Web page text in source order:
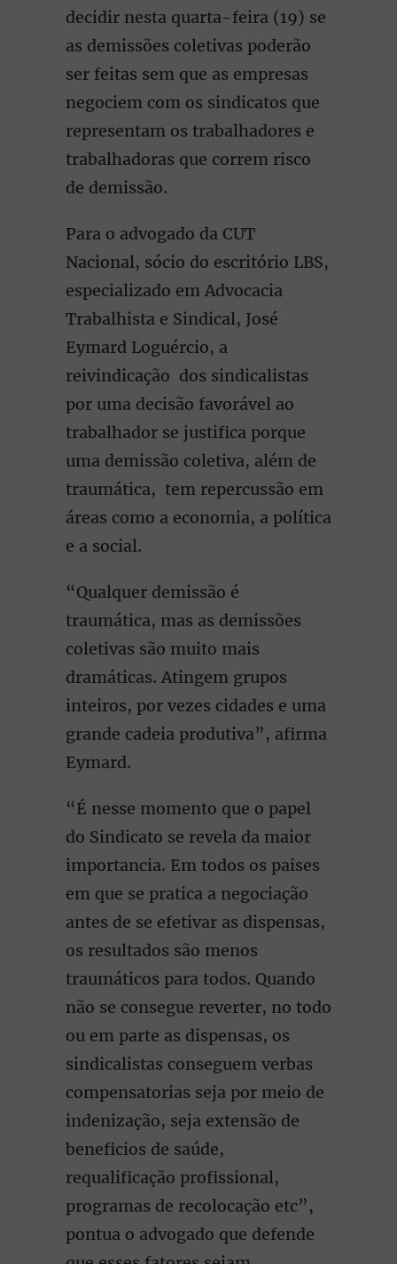
decidir nesta quarta-feira (19) se
as demissões coletivas poderão
ser feitas sem que as empresas
negociem com os sindicatos que
representam os trabalhadores e
trabalhadoras que correm risco
de demissão.
Para o advogado da CUT
Nacional, sócio do escritório LBS,
especializado em Advocacia
Trabalhista e Sindical, José
Eymard Loguércio, a
reivindicação dos sindicalistas
por uma decisão favorável ao
trabalhador se justifica porque
uma demissão coletiva, além de
traumática, tem repercussão em
áreas como a economia, a política
e a social.
“Qualquer demissão é
traumática, mas as demissões
coletivas são muito mais
dramáticas. Atingem grupos
inteiros, por vezes cidades e uma
grande cadeia produtiva”, afirma
Eymard.
“É nesse momento que o papel
do Sindicato se revela da maior
importancia. Em todos os paises
em que se pratica a negociação
antes de se efetivar as dispensas,
os resultados são menos
traumáticos para todos. Quando
não se consegue reverter, no todo
ou em parte as dispensas, os
sindicalistas conseguem verbas
compensatorias seja por meio de
indenização, seja extensão de
beneficios de saúde,
requalificação profissional,
programas de recolocação etc”,
pontua o advogado que defende